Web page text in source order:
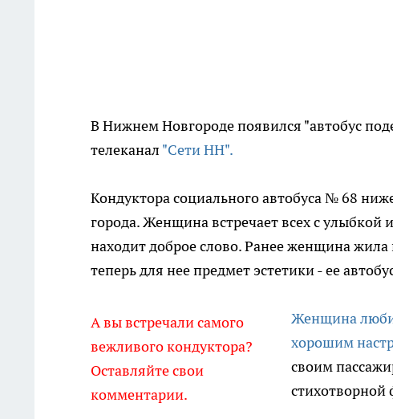
В Нижнем Новгороде появился "автобус
телеканал "Сети НН".
Кондуктора социального автобуса № 68
города. Женщина встречает всех с
находит доброе слово. Ранее женщина жила
теперь для нее предмет эстетики - ее
А вы встречали самого
вежливого кондуктора?
Оставляйте свои
комментарии.
Женщина
хорошим
своим
стихотворной